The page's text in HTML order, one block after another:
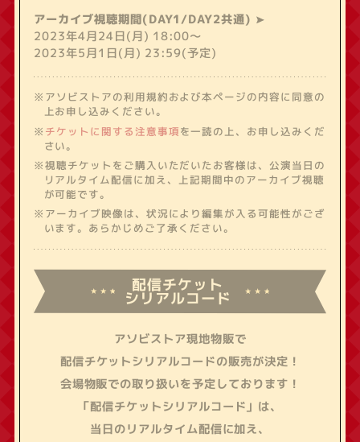
アーカイブ視聴期間(DAY1/DAY2共通)
2023年4月24日(月) 18:00～
2023年5月1日(月) 23:59(予定)
※アソビストアの利用規約および本ページの内容に同意の
上お申し込みください。
※ チケットに関する注意事項を一読の上、お申し込みくだ
さい。
※視聴チケットをご購入いただいたお客様は、公演当日の
リアルタイム配信に加え、上記期間中のアーカイブ視聴
が可能です。
※アーカイブ映像は、状況により編集が入る可能性がござ
います。あらかじめご了承ください。
配信チケット
シリアルコード
アソビストア現地物販で
配信チケットシリアルコードの販売が決定！
会場物販での取り扱いを予定しております！
「配信チケットシリアルコード」は、
当日のリアルタイム配信に加え、